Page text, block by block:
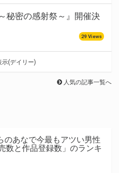
秘密の感射祭～』開催決
29 Views
示(デイリー)
人気の記事一覧へ
のあなで今最もアツい男性
数と作品登録数」のランキ